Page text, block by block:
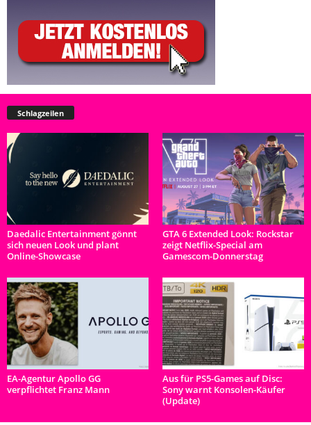
Schlagzeilen
Daedalic Entertainment gönnt
sich neuen Look und plant
Online-Showcase
GTA 6 Extended Look: Rockstar
zeigt Netflix-Special am
Gamescom-Donnerstag
EA-Agentur Apollo GG
verpflichtet Franz Mann
Aus für PS5-Games auf Disc:
Sony warnt Konsolen-Käufer
(Update)